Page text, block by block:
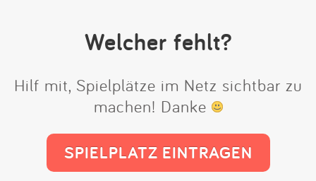
Welcher fehlt?
Hilf mit, Spielplätze im Netz sichtbar zu
machen! Danke
SPIELPLATZ EINTRAGEN